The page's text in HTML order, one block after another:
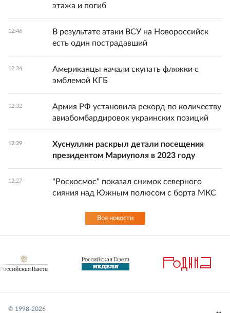
этажа и погиб
12:46
В результате атаки ВСУ на Новороссийск
есть один пострадавший
12:34
Американцы начали скупать фляжки с
эмблемой КГБ
12:32
Армия РФ установила рекорд по количеству
авиабомбардировок украинских позиций
12:29
Хуснуллин раскрыл детали посещения
президентом Мариуполя в 2023 году
12:27
"Роскосмос" показал снимок северного
сияния над Южным полюсом с борта МКС
Все новости
© 1998-2026